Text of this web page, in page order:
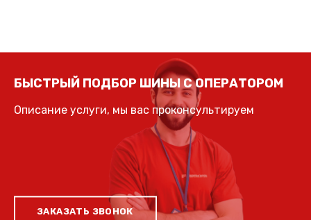
БЫСТРЫЙ ПОДБОР ШИНЫ С ОПЕРАТОРОМ
Описание услуги, мы вас проконсультируем
ЗАКАЗАТЬ ЗВОНОК